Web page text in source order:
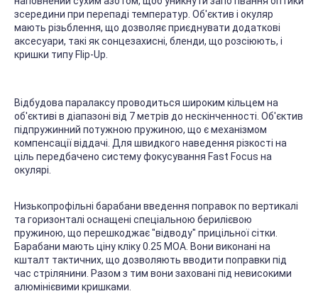
зсередини при перепаді температур. Об'єктив і окуляр
мають різьблення, що дозволяє приєднувати додаткові
аксесуари, такі як сонцезахисні, бленди, що розсіюють, і
кришки типу Flip-Up.
Відбудова паралаксу проводиться широким кільцем на
об'єктиві в діапазоні від 7 метрів до нескінченності. Об'єктив
підпружинний потужною пружиною, що є механізмом
компенсації віддачі. Для швидкого наведення різкості на
ціль передбачено систему фокусування Fast Focus на
окулярі.
Низькопрофільні барабани введення поправок по вертикалі
та горизонталі оснащені спеціальною берилієвою
пружиною, що перешкоджає "відводу" прицільної сітки.
Барабани мають ціну кліку 0.25 МОА. Вони виконані на
кшталт тактичних, що дозволяють вводити поправки під
час стрілянини. Разом з тим вони заховані під невисокими
алюмінієвими кришками.